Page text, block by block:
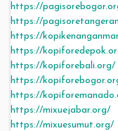
https://
https://
https://
https://
https://kopiforebali.org/
https://
https://
https://mixuejabar.org/
https://mixuesumut.org/